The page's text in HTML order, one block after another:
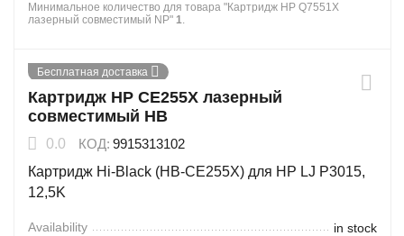
Минимальное количество для товара "Картридж HP Q7551X
лазерный совместимый NP" 1.
Бесплатная доставка
Картридж HP CE255X лазерный
совместимый HB
0.0 КОД: 9915313102
Картридж Hi-Black (HB-CE255X) для HP LJ P3015,
12,5K
Availability
in stock